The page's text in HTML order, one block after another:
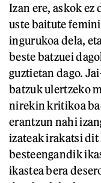
Izan ere, askok
uste baitute
ingurukoa dela,
beste batzuei
guztietan dago.
batzuk ulertzeko
nirekin kritikoa
erantzun nahi
izateak irakatsi
besteengandik
ikastea bera